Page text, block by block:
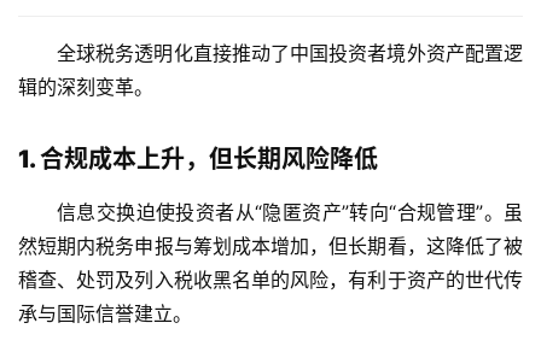
主
资
讯
全球税务透明化直接推动了中国投资者境外资产配置逻
辑的深刻变革。
1. 合规成本上升，但长期风险降低
信息交换迫使投资者从“隐匿资产”转向“合规管理”。虽
然短期内税务申报与筹划成本增加，但长期看，这降低了被
稽查、处罚及列入税收黑名单的风险，有利于资产的世代传
承与国际信誉建立。